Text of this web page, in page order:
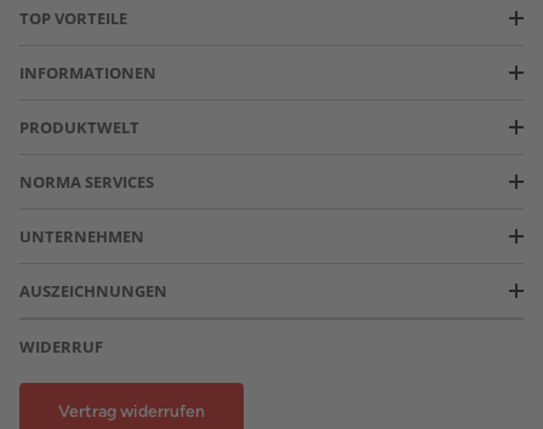
TOP VORTEILE
INFORMATIONEN
PRODUKTWELT
NORMA SERVICES
UNTERNEHMEN
AUSZEICHNUNGEN
WIDERRUF
Vertrag widerrufen